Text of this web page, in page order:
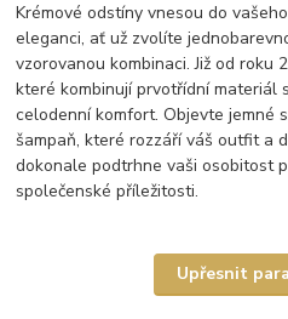
Krémové odstíny vnesou do
eleganci, ať už zvolíte
vzorovanou kombinaci. Již od roku
které kombinují prvotřídní materiál
celodenní komfort. Objevte jemné
šampaň, které rozzáří váš outfit a
dokonale podtrhne vaši osobitost
společenské příležitosti.
Upřesnit